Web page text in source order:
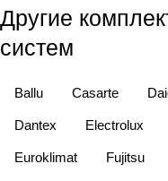
Другие
систем
Ballu Casarte
Dantex Electrolux
Euroklimat Fujitsu